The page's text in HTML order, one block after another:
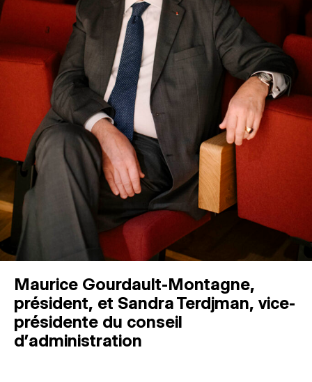
Maurice Gourdault-Montagne,
président, et Sandra Terdjman, vice-
présidente du conseil
d’administration